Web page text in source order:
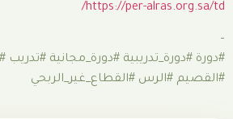
https://per-
#دورة_مجانية #تدريب #تطوير #مهارات
#القطاع_غير_الربحي